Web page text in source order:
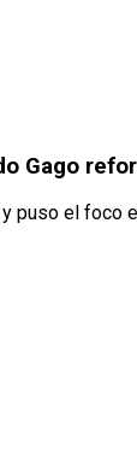
Gago
puso el foco